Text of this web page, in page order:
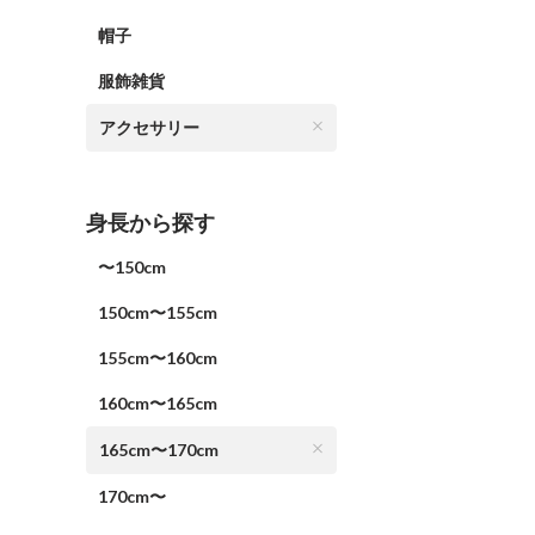
帽子
服飾雑貨
アクセサリー
身長から探す
〜150cm
150cm〜155cm
155cm〜160cm
160cm〜165cm
165cm〜170cm
170cm〜